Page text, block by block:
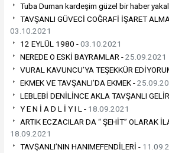
Tuba Duman kardeşim güzel bir haber
TAVŞANLI GÜVECİ COĞRAFİ İŞARET
03.10.2021
12 EYLÜL 1980 -03.10.2021
NEREDE O ESKİ BAYRAMLAR -25.09.2021
VURAL KAVUNCU’YA TEŞEKKÜR
EKMEK VE TAVŞANLI’DA EKMEK -
LEBLEBİ DENİLİNCE AKLA TAVŞANLI
Y E N İ A D L İ Y I L - 18.09.2021
ARTIK ECZACILAR DA “ ŞEHİT” OLARAK
18.09.2021
TAVŞANLI’NIN HANIMEFENDİLERİ -